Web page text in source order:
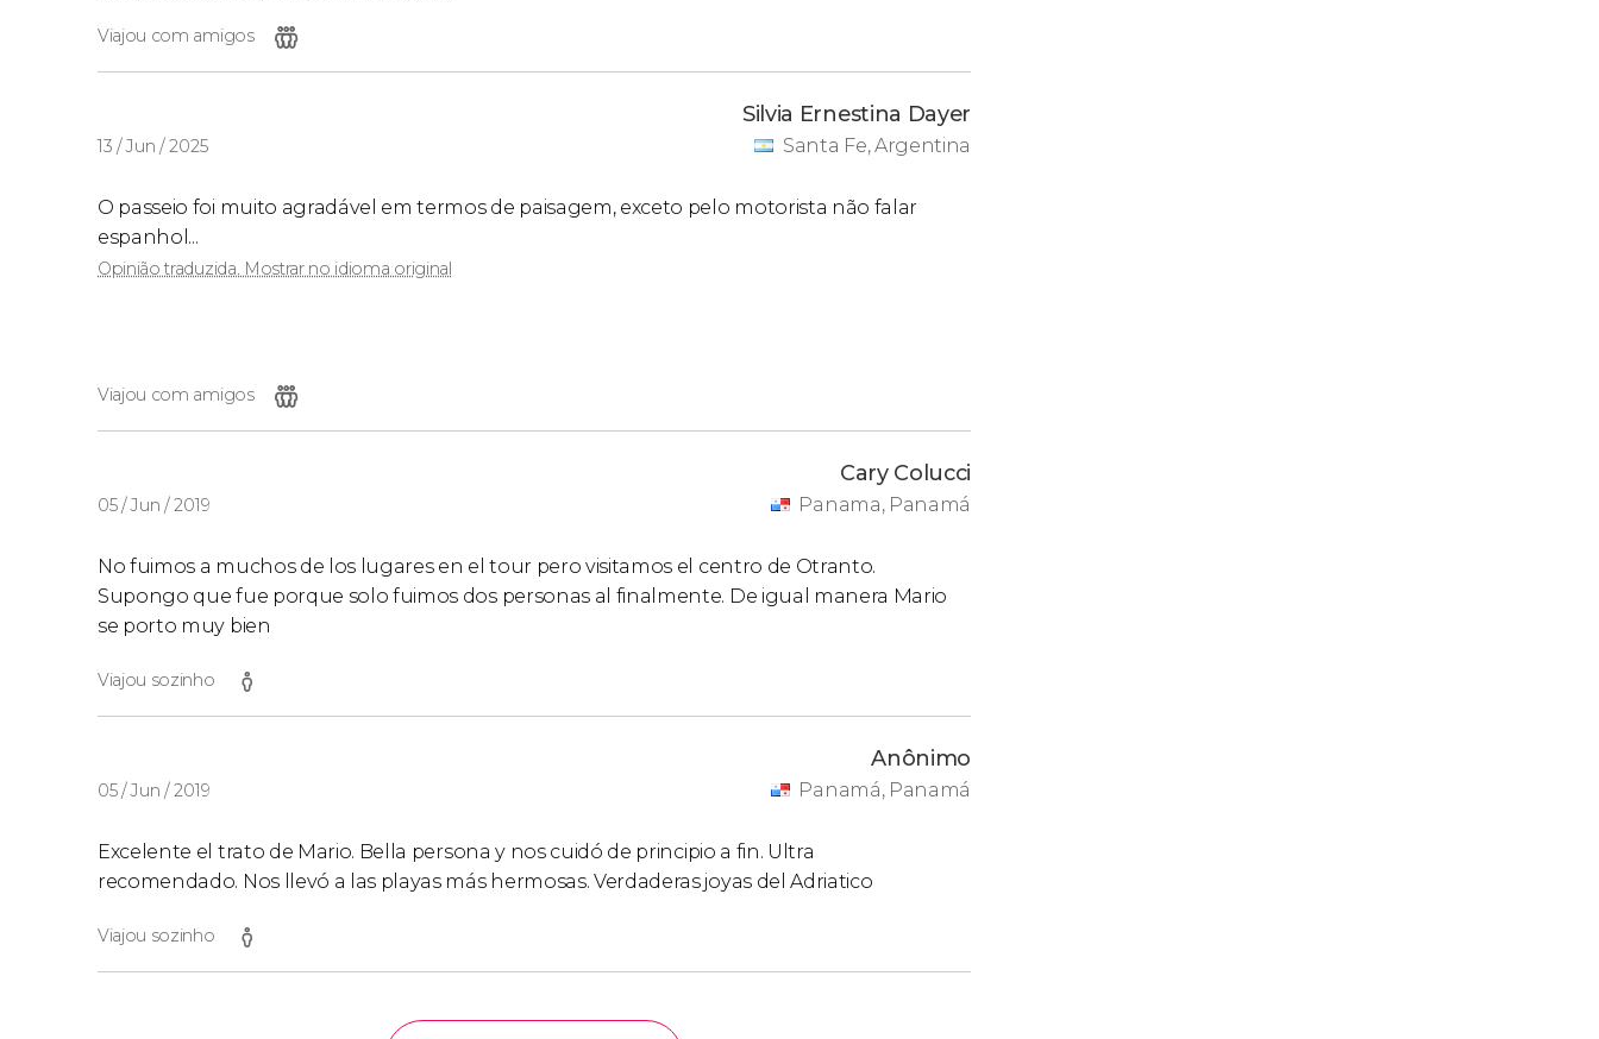
Viajou com amigos
13 / Jun / 2025
Silvia Ernestina Dayer
Santa Fe, Argentina
O passeio foi muito agradável em termos de paisagem, exceto pelo motorista não falar
espanhol...
Opinião traduzida. Mostrar no idioma original
Viajou com amigos
05 / Jun / 2019
Cary Colucci
Panama, Panamá
No fuimos a muchos de los lugares en el tour pero visitamos el centro de Otranto.
Supongo que fue porque solo fuimos dos personas al finalmente. De igual manera Mario
se porto muy bien
Viajou sozinho
05 / Jun / 2019
Anônimo
Panamá, Panamá
Excelente el trato de Mario. Bella persona y nos cuidó de principio a fin. Ultra
recomendado. Nos llevó a las playas más hermosas. Verdaderas joyas del Adriatico
Viajou sozinho